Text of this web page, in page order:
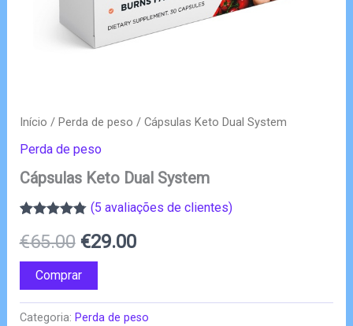
Início / Perda de peso / Cápsulas Keto Dual System
Perda de peso
Cápsulas Keto Dual System
com4.75em
5 com base
em
classificações
de clientes
(5 avaliações de clientes)
€65.00 O
preço
original
€29.00O
atual
Comprar
Categoria: Perda de peso